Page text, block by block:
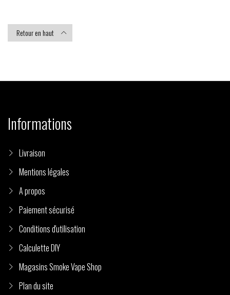
Retour en haut 
Informations
Livraison
Mentions légales
A propos
Paiement sécurisé
Conditions d'utilisation
Calculette DIY
Magasins Smoke Vape Shop
Plan du site